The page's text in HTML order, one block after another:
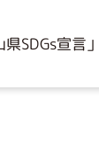
県SDGs宣言